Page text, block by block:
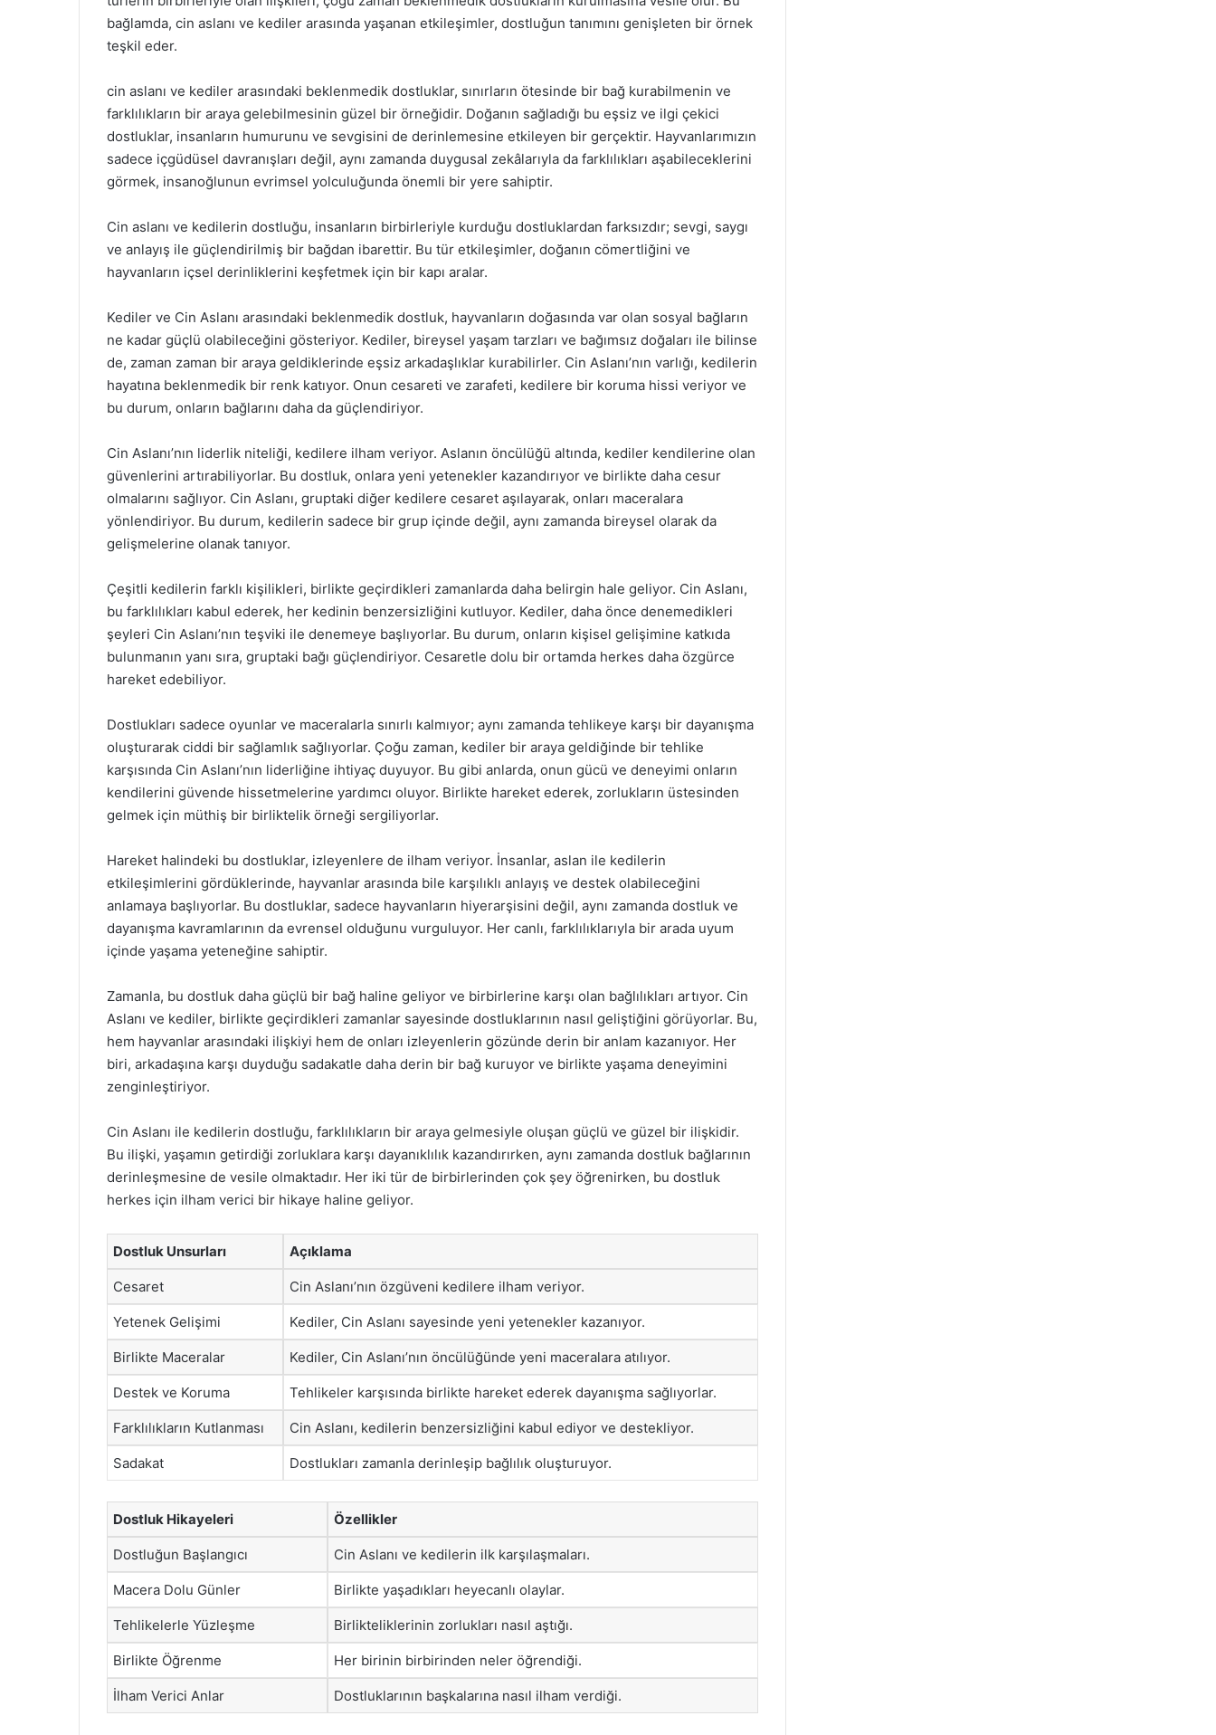
bağlamda, cin aslanı ve kediler arasında yaşanan etkileşimler, dostluğun tanımını genişleten bir örnek
teşkil eder.
cin aslanı ve kediler arasındaki beklenmedik dostluklar, sınırların ötesinde bir bağ kurabilmenin ve
farklılıkların bir araya gelebilmesinin güzel bir örneğidir. Doğanın sağladığı bu eşsiz ve ilgi çekici
dostluklar, insanların humurunu ve sevgisini de derinlemesine etkileyen bir gerçektir. Hayvanlarımızın
sadece içgüdüsel davranışları değil, aynı zamanda duygusal zekâlarıyla da farklılıkları aşabileceklerini
görmek, insanoğlunun evrimsel yolculuğunda önemli bir yere sahiptir.
Cin aslanı ve kedilerin dostluğu, insanların birbirleriyle kurduğu dostluklardan farksızdır; sevgi, saygı
ve anlayış ile güçlendirilmiş bir bağdan ibarettir. Bu tür etkileşimler, doğanın cömertliğini ve
hayvanların içsel derinliklerini keşfetmek için bir kapı aralar.
Kediler ve Cin Aslanı arasındaki beklenmedik dostluk, hayvanların doğasında var olan sosyal bağların
ne kadar güçlü olabileceğini gösteriyor. Kediler, bireysel yaşam tarzları ve bağımsız doğaları ile bilinse
de, zaman zaman bir araya geldiklerinde eşsiz arkadaşlıklar kurabilirler. Cin Aslanı’nın varlığı, kedilerin
hayatına beklenmedik bir renk katıyor. Onun cesareti ve zarafeti, kedilere bir koruma hissi veriyor ve
bu durum, onların bağlarını daha da güçlendiriyor.
Cin Aslanı’nın liderlik niteliği, kedilere ilham veriyor. Aslanın öncülüğü altında, kediler kendilerine olan
güvenlerini artırabiliyorlar. Bu dostluk, onlara yeni yetenekler kazandırıyor ve birlikte daha cesur
olmalarını sağlıyor. Cin Aslanı, gruptaki diğer kedilere cesaret aşılayarak, onları maceralara
yönlendiriyor. Bu durum, kedilerin sadece bir grup içinde değil, aynı zamanda bireysel olarak da
gelişmelerine olanak tanıyor.
Çeşitli kedilerin farklı kişilikleri, birlikte geçirdikleri zamanlarda daha belirgin hale geliyor. Cin Aslanı,
bu farklılıkları kabul ederek, her kedinin benzersizliğini kutluyor. Kediler, daha önce denemedikleri
şeyleri Cin Aslanı’nın teşviki ile denemeye başlıyorlar. Bu durum, onların kişisel gelişimine katkıda
bulunmanın yanı sıra, gruptaki bağı güçlendiriyor. Cesaretle dolu bir ortamda herkes daha özgürce
hareket edebiliyor.
Dostlukları sadece oyunlar ve maceralarla sınırlı kalmıyor; aynı zamanda tehlikeye karşı bir dayanışma
oluşturarak ciddi bir sağlamlık sağlıyorlar. Çoğu zaman, kediler bir araya geldiğinde bir tehlike
karşısında Cin Aslanı’nın liderliğine ihtiyaç duyuyor. Bu gibi anlarda, onun gücü ve deneyimi onların
kendilerini güvende hissetmelerine yardımcı oluyor. Birlikte hareket ederek, zorlukların üstesinden
gelmek için müthiş bir birliktelik örneği sergiliyorlar.
Hareket halindeki bu dostluklar, izleyenlere de ilham veriyor. İnsanlar, aslan ile kedilerin
etkileşimlerini gördüklerinde, hayvanlar arasında bile karşılıklı anlayış ve destek olabileceğini
anlamaya başlıyorlar. Bu dostluklar, sadece hayvanların hiyerarşisini değil, aynı zamanda dostluk ve
dayanışma kavramlarının da evrensel olduğunu vurguluyor. Her canlı, farklılıklarıyla bir arada uyum
içinde yaşama yeteneğine sahiptir.
Zamanla, bu dostluk daha güçlü bir bağ haline geliyor ve birbirlerine karşı olan bağlılıkları artıyor. Cin
Aslanı ve kediler, birlikte geçirdikleri zamanlar sayesinde dostluklarının nasıl geliştiğini görüyorlar. Bu,
hem hayvanlar arasındaki ilişkiyi hem de onları izleyenlerin gözünde derin bir anlam kazanıyor. Her
biri, arkadaşına karşı duyduğu sadakatle daha derin bir bağ kuruyor ve birlikte yaşama deneyimini
zenginleştiriyor.
Cin Aslanı ile kedilerin dostluğu, farklılıkların bir araya gelmesiyle oluşan güçlü ve güzel bir ilişkidir.
Bu ilişki, yaşamın getirdiği zorluklara karşı dayanıklılık kazandırırken, aynı zamanda dostluk bağlarının
derinleşmesine de vesile olmaktadır. Her iki tür de birbirlerinden çok şey öğrenirken, bu dostluk
herkes için ilham verici bir hikaye haline geliyor.
Dostluk Unsurları Açıklama
Cesaret Cin Aslanı’nın özgüveni kedilere ilham veriyor.
Yetenek Gelişimi Kediler, Cin Aslanı sayesinde yeni yetenekler kazanıyor.
Birlikte Maceralar Kediler, Cin Aslanı’nın öncülüğünde yeni maceralara atılıyor.
Destek ve Koruma Tehlikeler karşısında birlikte hareket ederek dayanışma sağlıyorlar.
Farklılıkların Kutlanması Cin Aslanı, kedilerin benzersizliğini kabul ediyor ve destekliyor.
Sadakat Dostlukları zamanla derinleşip bağlılık oluşturuyor.
Dostluk Hikayeleri Özellikler
Dostluğun Başlangıcı Cin Aslanı ve kedilerin ilk karşılaşmaları.
Macera Dolu Günler Birlikte yaşadıkları heyecanlı olaylar.
Tehlikelerle Yüzleşme Birlikteliklerinin zorlukları nasıl aştığı.
Birlikte Öğrenme Her birinin birbirinden neler öğrendiği.
İlham Verici Anlar Dostluklarının başkalarına nasıl ilham verdiği.